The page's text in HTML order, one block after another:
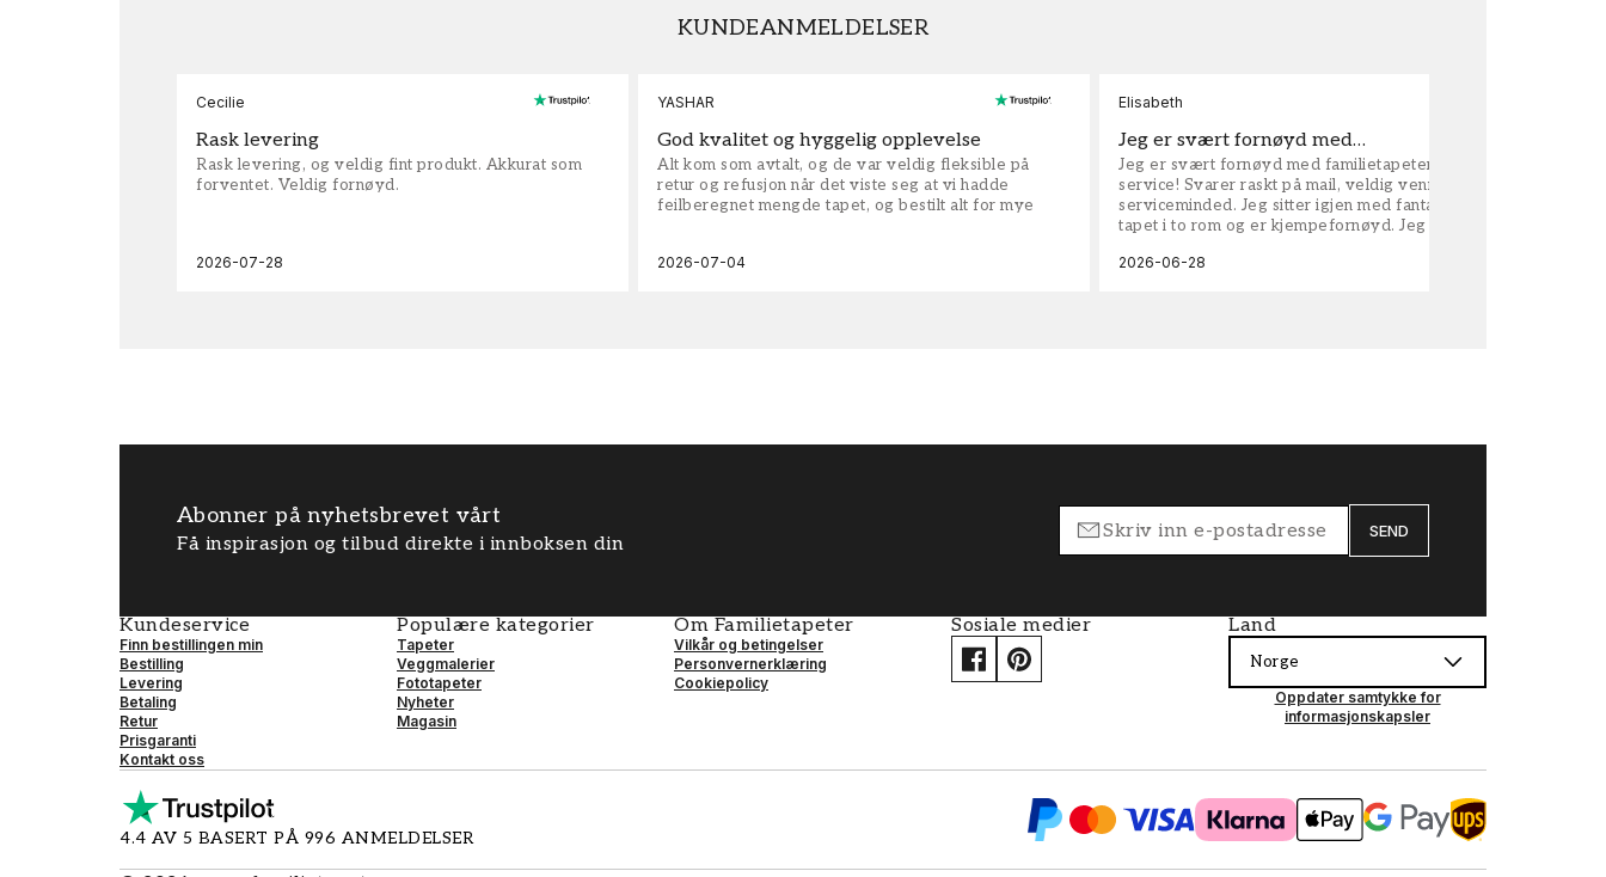
KUNDEANMELDELSER
Cecilie
Rask levering
Rask levering, og veldig fint produkt. Akkurat som
forventet. Veldig fornøyd.
2026-07-28
YASHAR
God kvalitet og hyggelig opplevelse
Alt kom som avtalt, og de var veldig fleksible på
retur og refusjon når det viste seg at vi hadde
feilberegnet mengde tapet, og bestilt alt for mye
2026-07-04
Elisabeth
Jeg er svært fornøyd med…
Jeg er svært fornøyd med familietapeter. Maken til
service! Svarer raskt på mail, veldig vennlige og
serviceminded. Jeg sitter igjen med fantastisk fin
tapet i to rom og er kjempefornøyd. Jeg anbefaler
2026-06-28
Abonner på nyhetsbrevet vårt
Få inspirasjon og tilbud direkte i innboksen din
SEND
Kundeservice
Finn bestillingen min
Bestilling
Levering
Betaling
Retur
Prisgaranti
Kontakt oss
Populære kategorier
Tapeter
Veggmalerier
Fototapeter
Nyheter
Magasin
Om Familietapeter
Vilkår og betingelser
Personvernerklæring
Cookiepolicy
Sosiale medier Land
Norge
Oppdater samtykke for
informasjonskapsler
4.4 AV 5 BASERT PÅ 996 ANMELDELSER